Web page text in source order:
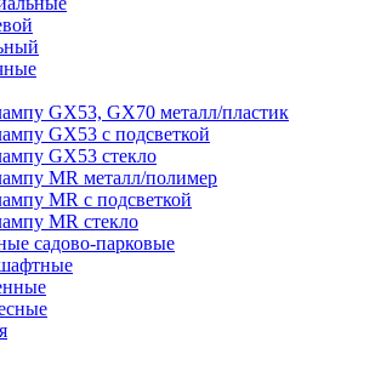
GX53, GX70 металл/пластик
GX53 с подсветкой
GX53 стекло
MR металл/полимер
MR с подсветкой
MR стекло
садово-парковые